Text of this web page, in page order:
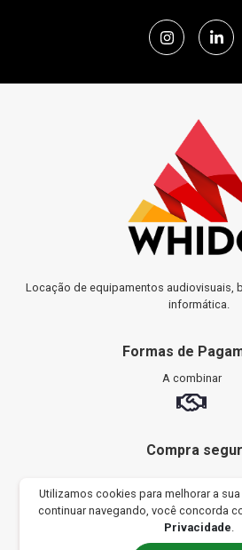
Locação de equipamentos audiovisuais,
informática.
Formas de
A combinar
Compra
SITE SEGURO
CERTIFICADO SSL
Utilizamos cookies para melhorar a
continuar navegando, você concorda
Privacidade.